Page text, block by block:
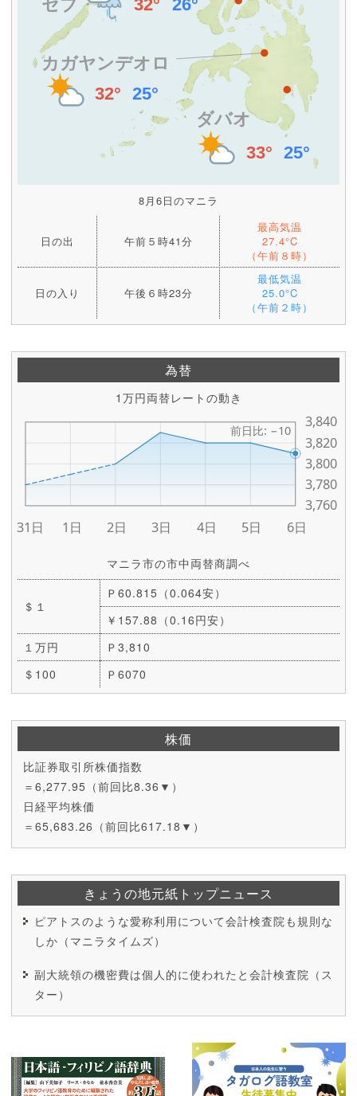
8月6日のマニラ
日の出 午前５時41分
最高気温
27.4°C
（午前８時）
日の入り 午後６時23分
最低気温
25.0°C
（午前２時）
為替
1万円両替レートの動き
マニラ市の市中両替商調べ
＄１
Ｐ60.815（0.064安）
￥157.88（0.16円安）
１万円
Ｐ3,810
＄100
Ｐ6070
株価
比証券取引所株価指数
＝6,277.95（前回比8.36▼）
日経平均株価
＝65,683.26（前回比617.18▼）
きょうの地元紙トップニュース
ピアトスのような愛称利用について会計検査院も規則な
しか（マニラタイムズ）
副大統領の機密費は個人的に使われたと会計検査院（ス
ター）